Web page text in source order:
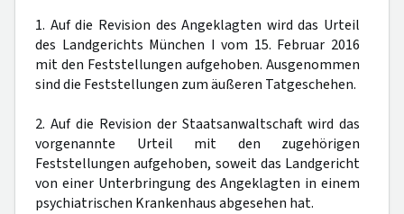
1. Auf die Revision des Angeklagten wird das Urteil
des Landgerichts München I vom 15. Februar 2016
mit den Feststellungen aufgehoben. Ausgenommen
sind die Feststellungen zum äußeren Tatgeschehen.
2. Auf die Revision der Staatsanwaltschaft wird das
vorgenannte Urteil mit den zugehörigen
Feststellungen aufgehoben, soweit das Landgericht
von einer Unterbringung des Angeklagten in einem
psychiatrischen Krankenhaus abgesehen hat.